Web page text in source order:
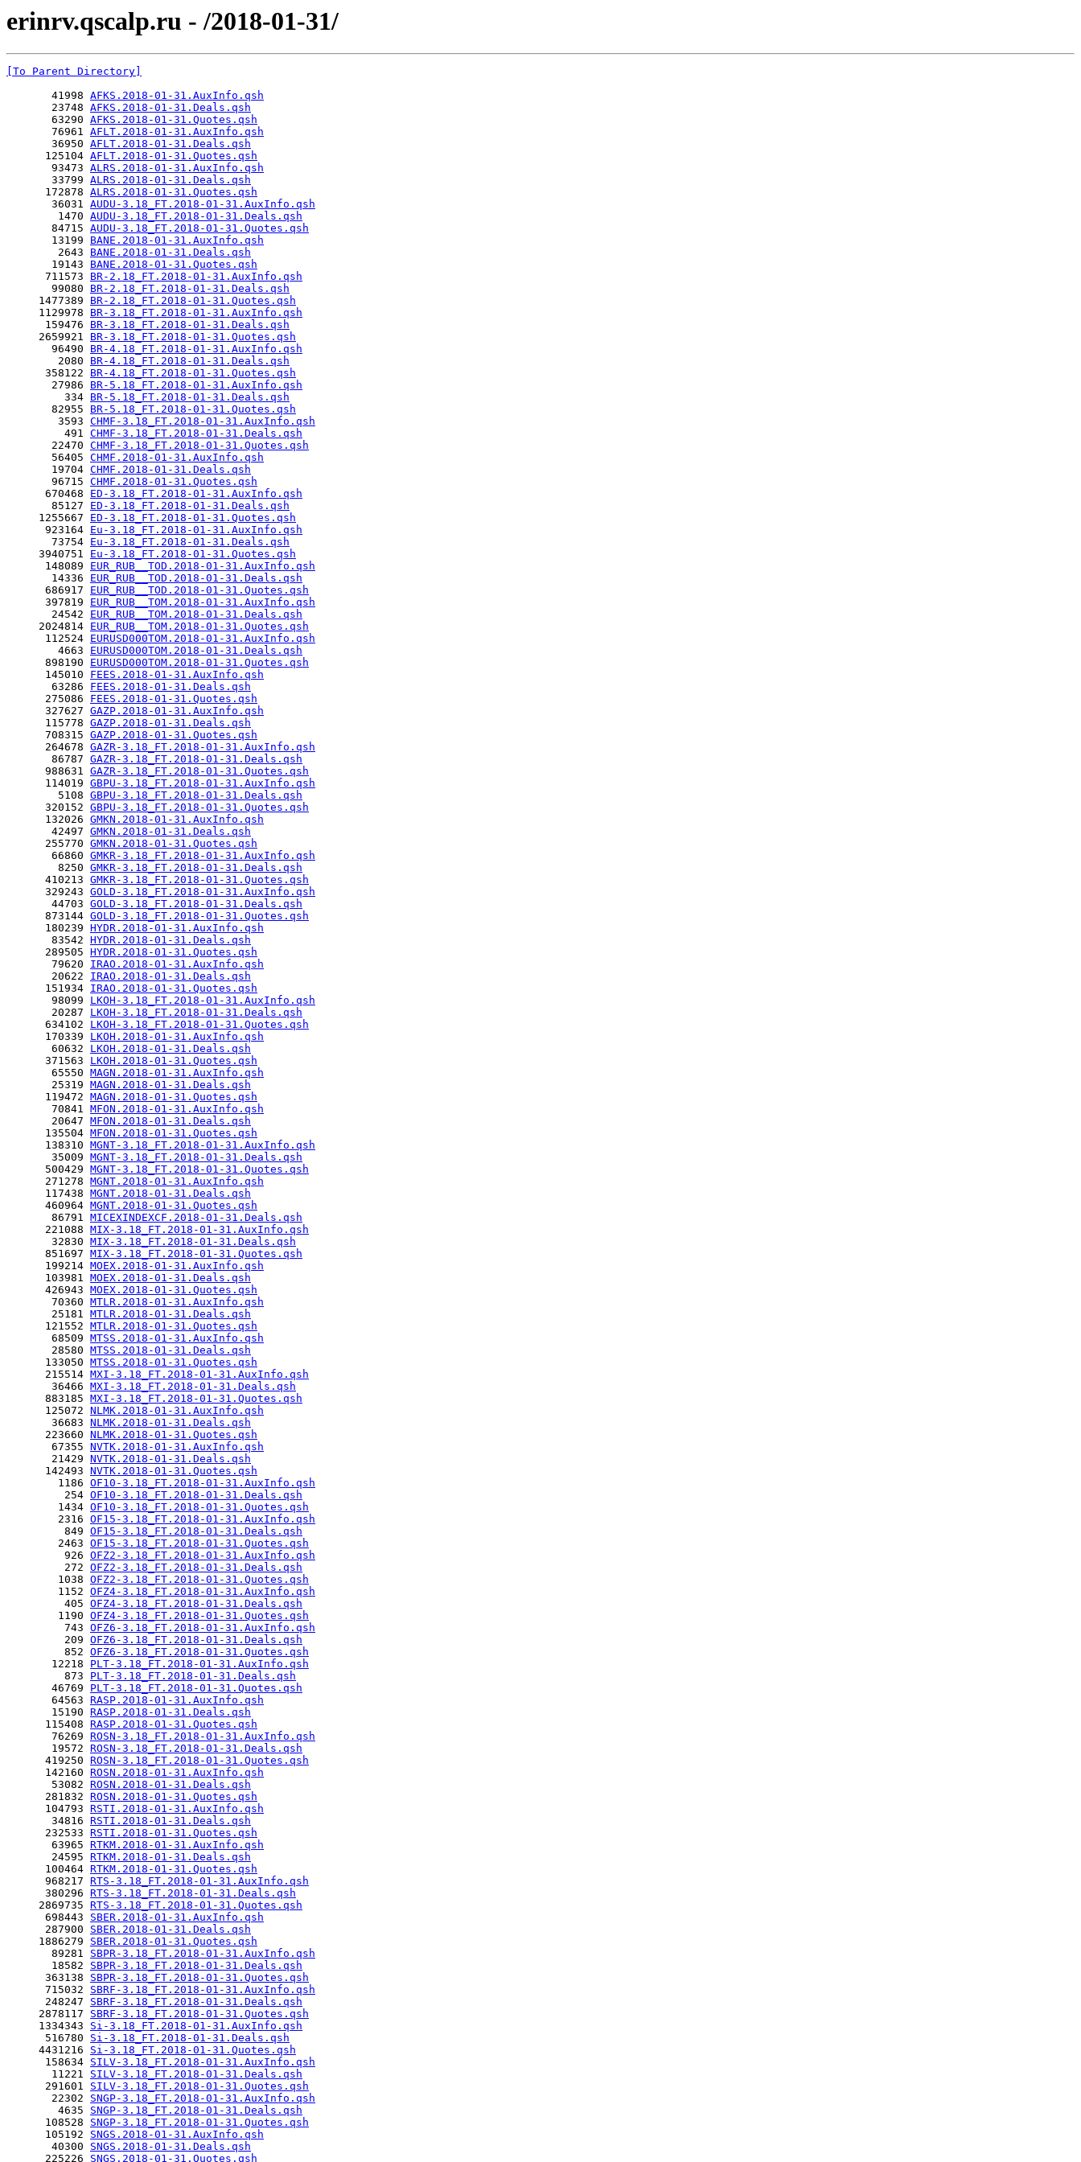
erinrv.qscalp.ru - /2018-01-31/
[To Parent Directory]
       41998
AFKS.2018-01-31.AuxInfo.qsh
       23748
AFKS.2018-01-31.Deals.qsh
       63290
AFKS.2018-01-31.Quotes.qsh
       76961
AFLT.2018-01-31.AuxInfo.qsh
       36950
AFLT.2018-01-31.Deals.qsh
      125104
AFLT.2018-01-31.Quotes.qsh
       93473
ALRS.2018-01-31.AuxInfo.qsh
       33799
ALRS.2018-01-31.Deals.qsh
      172878
ALRS.2018-01-31.Quotes.qsh
       36031
AUDU-3.18_FT.2018-01-31.AuxInfo.qsh
        1470
AUDU-3.18_FT.2018-01-31.Deals.qsh
       84715
AUDU-3.18_FT.2018-01-31.Quotes.qsh
       13199
BANE.2018-01-31.AuxInfo.qsh
        2643
BANE.2018-01-31.Deals.qsh
       19143
BANE.2018-01-31.Quotes.qsh
      711573
BR-2.18_FT.2018-01-31.AuxInfo.qsh
       99080
BR-2.18_FT.2018-01-31.Deals.qsh
     1477389
BR-2.18_FT.2018-01-31.Quotes.qsh
     1129978
BR-3.18_FT.2018-01-31.AuxInfo.qsh
      159476
BR-3.18_FT.2018-01-31.Deals.qsh
     2659921
BR-3.18_FT.2018-01-31.Quotes.qsh
       96490
BR-4.18_FT.2018-01-31.AuxInfo.qsh
        2080
BR-4.18_FT.2018-01-31.Deals.qsh
      358122
BR-4.18_FT.2018-01-31.Quotes.qsh
       27986
BR-5.18_FT.2018-01-31.AuxInfo.qsh
         334
BR-5.18_FT.2018-01-31.Deals.qsh
       82955
BR-5.18_FT.2018-01-31.Quotes.qsh
        3593
CHMF-3.18_FT.2018-01-31.AuxInfo.qsh
         491
CHMF-3.18_FT.2018-01-31.Deals.qsh
       22470
CHMF-3.18_FT.2018-01-31.Quotes.qsh
       56405
CHMF.2018-01-31.AuxInfo.qsh
       19704
CHMF.2018-01-31.Deals.qsh
       96715
CHMF.2018-01-31.Quotes.qsh
      670468
ED-3.18_FT.2018-01-31.AuxInfo.qsh
       85127
ED-3.18_FT.2018-01-31.Deals.qsh
     1255667
ED-3.18_FT.2018-01-31.Quotes.qsh
      923164
Eu-3.18_FT.2018-01-31.AuxInfo.qsh
       73754
Eu-3.18_FT.2018-01-31.Deals.qsh
     3940751
Eu-3.18_FT.2018-01-31.Quotes.qsh
      148089
EUR_RUB__TOD.2018-01-31.AuxInfo.qsh
       14336
EUR_RUB__TOD.2018-01-31.Deals.qsh
      686917
EUR_RUB__TOD.2018-01-31.Quotes.qsh
      397819
EUR_RUB__TOM.2018-01-31.AuxInfo.qsh
       24542
EUR_RUB__TOM.2018-01-31.Deals.qsh
     2024814
EUR_RUB__TOM.2018-01-31.Quotes.qsh
      112524
EURUSD000TOM.2018-01-31.AuxInfo.qsh
        4663
EURUSD000TOM.2018-01-31.Deals.qsh
      898190
EURUSD000TOM.2018-01-31.Quotes.qsh
      145010
FEES.2018-01-31.AuxInfo.qsh
       63286
FEES.2018-01-31.Deals.qsh
      275086
FEES.2018-01-31.Quotes.qsh
      327627
GAZP.2018-01-31.AuxInfo.qsh
      115778
GAZP.2018-01-31.Deals.qsh
      708315
GAZP.2018-01-31.Quotes.qsh
      264678
GAZR-3.18_FT.2018-01-31.AuxInfo.qsh
       86787
GAZR-3.18_FT.2018-01-31.Deals.qsh
      988631
GAZR-3.18_FT.2018-01-31.Quotes.qsh
      114019
GBPU-3.18_FT.2018-01-31.AuxInfo.qsh
        5108
GBPU-3.18_FT.2018-01-31.Deals.qsh
      320152
GBPU-3.18_FT.2018-01-31.Quotes.qsh
      132026
GMKN.2018-01-31.AuxInfo.qsh
       42497
GMKN.2018-01-31.Deals.qsh
      255770
GMKN.2018-01-31.Quotes.qsh
       66860
GMKR-3.18_FT.2018-01-31.AuxInfo.qsh
        8250
GMKR-3.18_FT.2018-01-31.Deals.qsh
      410213
GMKR-3.18_FT.2018-01-31.Quotes.qsh
      329243
GOLD-3.18_FT.2018-01-31.AuxInfo.qsh
       44703
GOLD-3.18_FT.2018-01-31.Deals.qsh
      873144
GOLD-3.18_FT.2018-01-31.Quotes.qsh
      180239
HYDR.2018-01-31.AuxInfo.qsh
       83542
HYDR.2018-01-31.Deals.qsh
      289505
HYDR.2018-01-31.Quotes.qsh
       79620
IRAO.2018-01-31.AuxInfo.qsh
       20622
IRAO.2018-01-31.Deals.qsh
      151934
IRAO.2018-01-31.Quotes.qsh
       98099
LKOH-3.18_FT.2018-01-31.AuxInfo.qsh
       20287
LKOH-3.18_FT.2018-01-31.Deals.qsh
      634102
LKOH-3.18_FT.2018-01-31.Quotes.qsh
      170339
LKOH.2018-01-31.AuxInfo.qsh
       60632
LKOH.2018-01-31.Deals.qsh
      371563
LKOH.2018-01-31.Quotes.qsh
       65550
MAGN.2018-01-31.AuxInfo.qsh
       25319
MAGN.2018-01-31.Deals.qsh
      119472
MAGN.2018-01-31.Quotes.qsh
       70841
MFON.2018-01-31.AuxInfo.qsh
       20647
MFON.2018-01-31.Deals.qsh
      135504
MFON.2018-01-31.Quotes.qsh
      138310
MGNT-3.18_FT.2018-01-31.AuxInfo.qsh
       35009
MGNT-3.18_FT.2018-01-31.Deals.qsh
      500429
MGNT-3.18_FT.2018-01-31.Quotes.qsh
      271278
MGNT.2018-01-31.AuxInfo.qsh
      117438
MGNT.2018-01-31.Deals.qsh
      460964
MGNT.2018-01-31.Quotes.qsh
       86791
MICEXINDEXCF.2018-01-31.Deals.qsh
      221088
MIX-3.18_FT.2018-01-31.AuxInfo.qsh
       32830
MIX-3.18_FT.2018-01-31.Deals.qsh
      851697
MIX-3.18_FT.2018-01-31.Quotes.qsh
      199214
MOEX.2018-01-31.AuxInfo.qsh
      103981
MOEX.2018-01-31.Deals.qsh
      426943
MOEX.2018-01-31.Quotes.qsh
       70360
MTLR.2018-01-31.AuxInfo.qsh
       25181
MTLR.2018-01-31.Deals.qsh
      121552
MTLR.2018-01-31.Quotes.qsh
       68509
MTSS.2018-01-31.AuxInfo.qsh
       28580
MTSS.2018-01-31.Deals.qsh
      133050
MTSS.2018-01-31.Quotes.qsh
      215514
MXI-3.18_FT.2018-01-31.AuxInfo.qsh
       36466
MXI-3.18_FT.2018-01-31.Deals.qsh
      883185
MXI-3.18_FT.2018-01-31.Quotes.qsh
      125072
NLMK.2018-01-31.AuxInfo.qsh
       36683
NLMK.2018-01-31.Deals.qsh
      223660
NLMK.2018-01-31.Quotes.qsh
       67355
NVTK.2018-01-31.AuxInfo.qsh
       21429
NVTK.2018-01-31.Deals.qsh
      142493
NVTK.2018-01-31.Quotes.qsh
        1186
OF10-3.18_FT.2018-01-31.AuxInfo.qsh
         254
OF10-3.18_FT.2018-01-31.Deals.qsh
        1434
OF10-3.18_FT.2018-01-31.Quotes.qsh
        2316
OF15-3.18_FT.2018-01-31.AuxInfo.qsh
         849
OF15-3.18_FT.2018-01-31.Deals.qsh
        2463
OF15-3.18_FT.2018-01-31.Quotes.qsh
         926
OFZ2-3.18_FT.2018-01-31.AuxInfo.qsh
         272
OFZ2-3.18_FT.2018-01-31.Deals.qsh
        1038
OFZ2-3.18_FT.2018-01-31.Quotes.qsh
        1152
OFZ4-3.18_FT.2018-01-31.AuxInfo.qsh
         405
OFZ4-3.18_FT.2018-01-31.Deals.qsh
        1190
OFZ4-3.18_FT.2018-01-31.Quotes.qsh
         743
OFZ6-3.18_FT.2018-01-31.AuxInfo.qsh
         209
OFZ6-3.18_FT.2018-01-31.Deals.qsh
         852
OFZ6-3.18_FT.2018-01-31.Quotes.qsh
       12218
PLT-3.18_FT.2018-01-31.AuxInfo.qsh
         873
PLT-3.18_FT.2018-01-31.Deals.qsh
       46769
PLT-3.18_FT.2018-01-31.Quotes.qsh
       64563
RASP.2018-01-31.AuxInfo.qsh
       15190
RASP.2018-01-31.Deals.qsh
      115408
RASP.2018-01-31.Quotes.qsh
       76269
ROSN-3.18_FT.2018-01-31.AuxInfo.qsh
       19572
ROSN-3.18_FT.2018-01-31.Deals.qsh
      419250
ROSN-3.18_FT.2018-01-31.Quotes.qsh
      142160
ROSN.2018-01-31.AuxInfo.qsh
       53082
ROSN.2018-01-31.Deals.qsh
      281832
ROSN.2018-01-31.Quotes.qsh
      104793
RSTI.2018-01-31.AuxInfo.qsh
       34816
RSTI.2018-01-31.Deals.qsh
      232533
RSTI.2018-01-31.Quotes.qsh
       63965
RTKM.2018-01-31.AuxInfo.qsh
       24595
RTKM.2018-01-31.Deals.qsh
      100464
RTKM.2018-01-31.Quotes.qsh
      968217
RTS-3.18_FT.2018-01-31.AuxInfo.qsh
      380296
RTS-3.18_FT.2018-01-31.Deals.qsh
     2869735
RTS-3.18_FT.2018-01-31.Quotes.qsh
      698443
SBER.2018-01-31.AuxInfo.qsh
      287900
SBER.2018-01-31.Deals.qsh
     1886279
SBER.2018-01-31.Quotes.qsh
       89281
SBPR-3.18_FT.2018-01-31.AuxInfo.qsh
       18582
SBPR-3.18_FT.2018-01-31.Deals.qsh
      363138
SBPR-3.18_FT.2018-01-31.Quotes.qsh
      715032
SBRF-3.18_FT.2018-01-31.AuxInfo.qsh
      248247
SBRF-3.18_FT.2018-01-31.Deals.qsh
     2878117
SBRF-3.18_FT.2018-01-31.Quotes.qsh
     1334343
Si-3.18_FT.2018-01-31.AuxInfo.qsh
      516780
Si-3.18_FT.2018-01-31.Deals.qsh
     4431216
Si-3.18_FT.2018-01-31.Quotes.qsh
      158634
SILV-3.18_FT.2018-01-31.AuxInfo.qsh
       11221
SILV-3.18_FT.2018-01-31.Deals.qsh
      291601
SILV-3.18_FT.2018-01-31.Quotes.qsh
       22302
SNGP-3.18_FT.2018-01-31.AuxInfo.qsh
        4635
SNGP-3.18_FT.2018-01-31.Deals.qsh
      108528
SNGP-3.18_FT.2018-01-31.Quotes.qsh
      105192
SNGS.2018-01-31.AuxInfo.qsh
       40300
SNGS.2018-01-31.Deals.qsh
      225226
SNGS.2018-01-31.Quotes.qsh